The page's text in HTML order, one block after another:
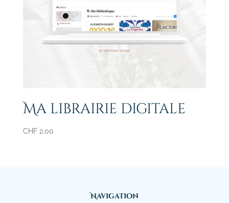
Ma librairie digitale
CHF2.00
Navigation